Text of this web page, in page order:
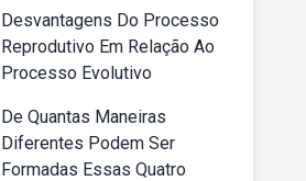
Desvantagens Do Processo
Reprodutivo Em Relação Ao
Processo Evolutivo
De Quantas Maneiras
Diferentes Podem Ser
Formadas Essas Quatro